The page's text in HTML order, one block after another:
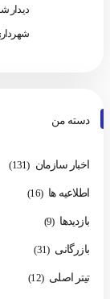
دیدار
دسته من
اخبار سازمان (131)
اطلاعیه ها (16)
بازدیدها (9)
بازرگانی (31)
تیتر اصلی (12)